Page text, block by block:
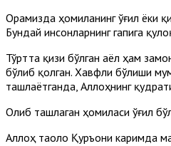
Орамизда ҳомиланинг ўғил ёки
Бундай инсонларнинг гапига
Тўртта қизи бўлган аёл ҳам
бўлиб қолган. Хавфли бўлиши
ташлаётганда, Аллоҳнинг
Олиб ташлаган ҳомиласи ўғил
Аллоҳ таоло Қуръони каримда